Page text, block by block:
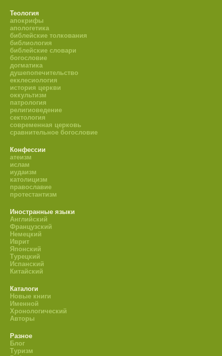
Теология
апокрифы
апологетика
библейские толкования
библиология
библейские словари
богословие
догматика
душепопечительство
екклесиология
история церкви
оккультизм
патрология
религиоведение
сектология
современная церковь
сравнительное богословие
Конфессии
атеизм
ислам
иудаизм
католицизм
православие
протестантизм
Иностранные языки
Английский
Французский
Немецкий
Иврит
Японский
Турецкий
Испанский
Китайский
Каталоги
Новые книги
Именной
Хронологический
Авторы
Разное
Блог
Туризм